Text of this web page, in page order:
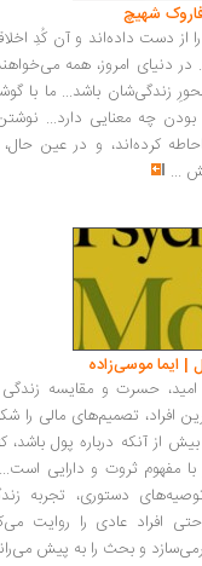
داده‌اند و آن کُدِ اخلاقی که
امروز، همه می‌خواهند
باشد... ما با گوشت
معنایی دارد... نوشتن
و در عین حال،
و مقایسه زندگی
تصمیم‌های مالی را شکل
درباره پول باشد، کتابی
ثروت و دارایی است... اوزل
تجربه زندگی
عادی را روایت می‌کند
و بحث را به پیش می‌راند ...